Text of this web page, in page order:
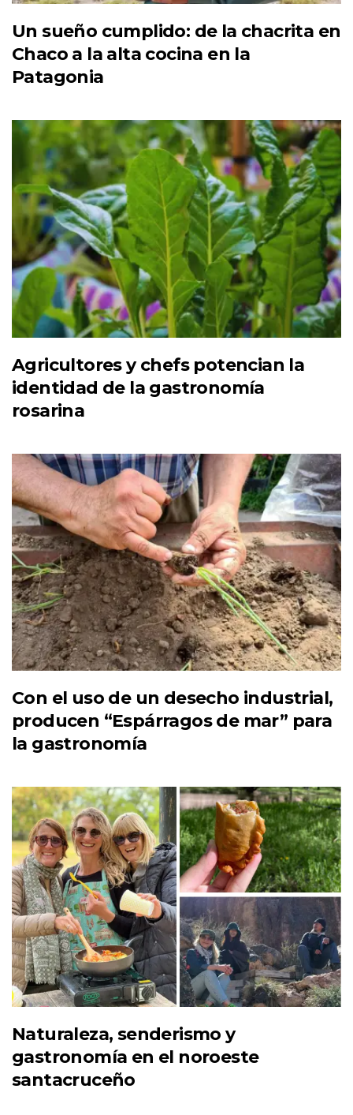
Un sueño cumplido: de la chacrita en
Chaco a la alta cocina en la
Patagonia
Agricultores y chefs potencian la
identidad de la gastronomía
rosarina
Con el uso de un desecho industrial,
producen “Espárragos de mar” para
la gastronomía
Naturaleza, senderismo y
gastronomía en el noroeste
santacruceño